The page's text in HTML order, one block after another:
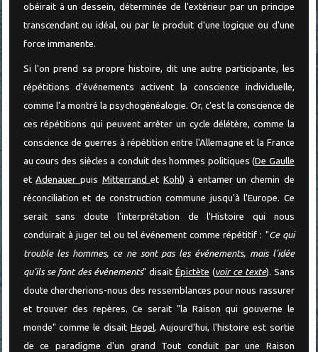
obéirait à un dessein, déterminée de l'extérieur par un principe
transcendant ou idéal, ou par le produit d'une logique ou d'une
force immanente.
Si l'on prend sa propre histoire, dit une autre participante, les
répétitions d'événements activent la conscience individuelle,
comme l'a montré la psychogénéalogie. Or, c'est la conscience de
ces répétitions qui peuvent arrêter un cycle délétère, comme la
conscience de guerres à répétition entre l'Allemagne et la France
au cours des siècles a conduit des hommes politiques (De Gaulle
etAdenauerpuis MitterrandetKohl) à entamer un chemin de
réconciliation et de construction commune jusqu'à l'Europe. Ce
serait sans doute l'interprétation de l'Histoire qui nous
conduirait à juger tel ou tel événement comme répétitif : "Ce qui
trouble les hommes, ce ne sont pas les événements, mais l'idée
qu'ils se font des événements" disaitÉpictète (voir ce texte). Sans
doute chercherions-nous des ressemblances pour nous rassurer
et trouver des repères. Ce serait "la Raison qui gouverne le
monde" comme le disait Hegel. Aujourd'hui, l'histoire est sortie
de ce paradigme d'un grand Tout conduit par une Raison